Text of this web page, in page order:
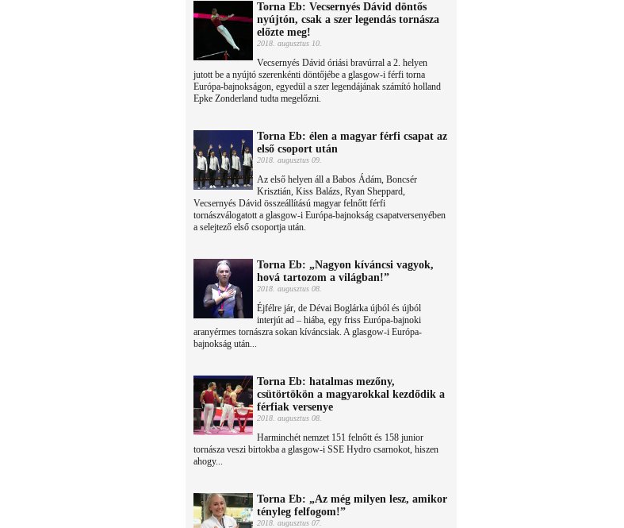
Torna Eb: Vecsernyés Dávid döntős
nyújtón, csak a szer legendás tornásza
előzte meg!
2018. augusztus 10.
Vecsernyés Dávid óriási bravúrral a 2. helyen
jutott be a nyújtó szerenkénti döntőjébe a glasgow-i férfi torna
Európa-bajnokságon, egyedül a szer legendájának számító holland
Epke Zonderland tudta megelőzni.
Torna Eb: élen a magyar férfi csapat az
első csoport után
2018. augusztus 09.
Az első helyen áll a Babos Ádám, Boncsér
Krisztián, Kiss Balázs, Ryan Sheppard,
Vecsernyés Dávid összeállítású magyar felnőtt férfi
tornászválogatott a glasgow-i Európa-bajnokság csapatversenyében
a selejtező első csoportja után.
Torna Eb: „Nagyon kíváncsi vagyok,
hová tartozom a világban!”
2018. augusztus 08.
Éjfélre jár, de Dévai Boglárka újból és újból
interjút ad – hiába, egy friss Európa-bajnoki
aranyérmes tornászra sokan kíváncsiak. A glasgow-i Európa-
bajnokság után...
Torna Eb: hatalmas mezőny,
csütörtökön a magyarokkal kezdődik a
férfiak versenye
2018. augusztus 08.
Harminchét nemzet 151 felnőtt és 158 junior
tornásza veszi birtokba a glasgow-i SSE Hydro csarnokot, hiszen
ahogy...
Torna Eb: „Az még milyen lesz, amikor
tényleg felfogom!”
2018. augusztus 07.